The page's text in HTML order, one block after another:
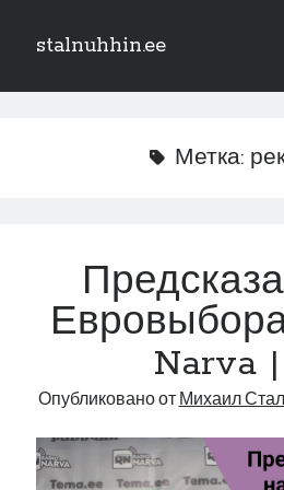
stalnuhhin.ee
Боковая
Интеграция
Интервью
Нарва и северо-восток
Образование
Парламент и правительство
Метка:
Narva |
Опубликовано от Михаил